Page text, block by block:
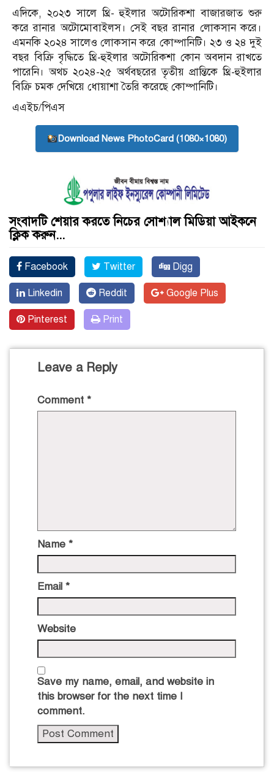
এদিকে, ২০২৩ সালে থ্রি- হুইলার অটোরিকশা বাজারজাত শুরু
করে রানার অটোমোবাইলস। সেই বছর রানার লোকসান করে।
এমনকি ২০২৪ সালেও লোকসান করে কোম্পানিটি। ২৩ ও ২৪ দুই
বছর বিক্রি বৃদ্ধিতে থ্রি-হুইলার অটোরিকশা কোন অবদান রাখতে
পারেনি। অথচ ২০২৪-২৫ অর্থবছরের তৃতীয় প্রান্তিকে থ্রি-হুইলার
বিক্রি চমক দেখিয়ে ধোয়াশা তৈরি করেছে কোম্পানিটি।
এএইচ/পিএস
Download News PhotoCard (1080×1080)
সংবাদটি শেয়ার করতে নিচের সোশ্যাল মিডিয়া আইকনে
ক্লিক করুন...
Facebook Twitter Digg
Linkedin Reddit Google Plus
Pinterest Print
Leave a Reply
Comment *
Name *
Email *
Website
Save my name, email, and website in
this browser for the next time I
comment.